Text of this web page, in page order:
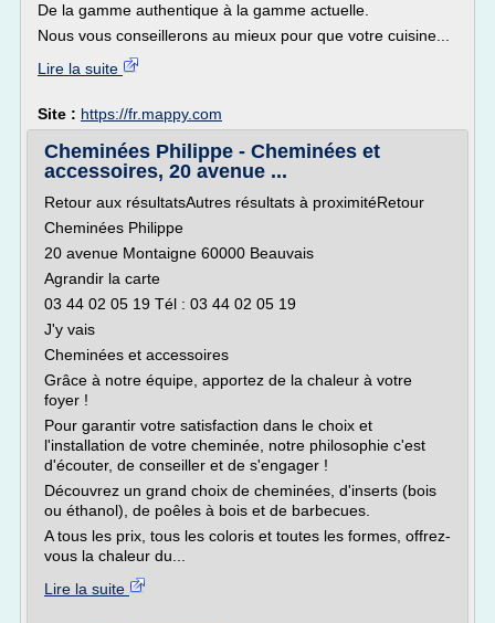
De la gamme authentique à la gamme actuelle.
Nous vous conseillerons au mieux pour que votre cuisine...
Lire la suite
Site : https://fr.mappy.com
Cheminées Philippe - Cheminées et
accessoires, 20 avenue ...
Retour aux résultatsAutres résultats à proximitéRetour
Cheminées Philippe
20 avenue Montaigne 60000 Beauvais
Agrandir la carte
03 44 02 05 19 Tél : 03 44 02 05 19
J'y vais
Cheminées et accessoires
Grâce à notre équipe, apportez de la chaleur à votre
foyer !
Pour garantir votre satisfaction dans le choix et
l'installation de votre cheminée, notre philosophie c'est
d'écouter, de conseiller et de s'engager !
Découvrez un grand choix de cheminées, d'inserts (bois
ou éthanol), de poêles à bois et de barbecues.
A tous les prix, tous les coloris et toutes les formes, offrez-
vous la chaleur du...
Lire la suite